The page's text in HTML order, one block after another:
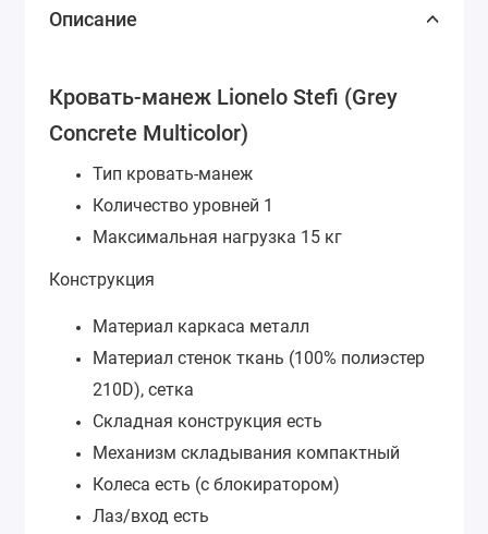
Описание
Кровать-манеж Lionelo Stefi (Grey
Concrete Multicolor)
Тип кровать-манеж
Количество уровней 1
Максимальная нагрузка 15 кг
Конструкция
Материал каркаса металл
Материал стенок ткань (100% полиэстер
210D), сетка
Складная конструкция есть
Механизм складывания компактный
Колеса есть (с блокиратором)
Лаз/вход есть